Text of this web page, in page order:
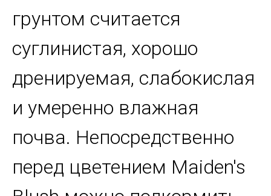
грунтом считается
суглинистая, хорошо
дренируемая, слабокислая
и умеренно влажная
почва. Непосредственно
перед цветением Maiden's